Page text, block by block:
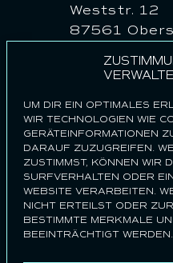
UM DIR EIN OPTIMALES
WIR TECHNOLOGIEN WIE
GERÄTEINFORMATIONEN
DARAUF ZUZUGREIFEN.
ZUSTIMMST, KÖNNEN WIR
SURFVERHALTEN ODER
WEBSITE VERARBEITEN.
NICHT ERTEILST ODER
BESTIMMTE MERKMALE
BEEINTRÄCHTIGT WERDEN.
Weststr. 12
87561
Fax 08322
KONTAKT
HOME
ÜBER UNS
JOBS
KONTAKT